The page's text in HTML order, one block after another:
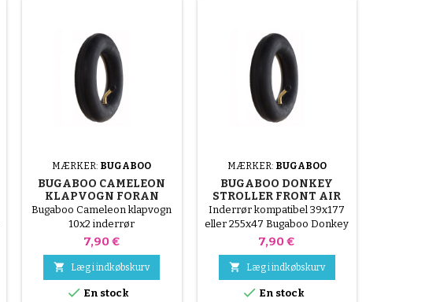
MÆRKER: BUGABOO
BUGABOO CAMELEON
KLAPVOGN FORAN
INDVENDIGT RØR
Bugaboo Cameleon klapvogn
10x2 inderrør
Pris
7,90 €
 Læg i indkøbskurv
 En stock
MÆRKER: BUGABOO
BUGABOO DONKEY
STROLLER FRONT AIR
CHAMBER
Inderrør kompatibel 39x177
eller 255x47 Bugaboo Donkey
klapvogn (kompatibel
størrelse 255x50)
Pris
7,90 €
 Læg i indkøbskurv
 En stock